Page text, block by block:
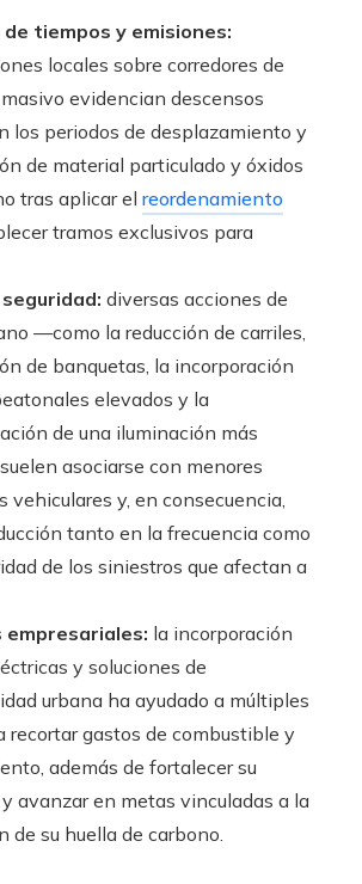
de tiempos y emisiones:
locales sobre corredores de
evidencian descensos
los periodos de desplazamiento y
de material particulado y óxidos
tras aplicar el reordenamiento
tramos exclusivos para
diversas acciones de
—como la reducción de carriles,
de banquetas, la incorporación
elevados y la
de una iluminación más
asociarse con menores
vehiculares y, en consecuencia,
tanto en la frecuencia como
de los siniestros que afectan a
empresariales: la incorporación
y soluciones de
urbana ha ayudado a múltiples
recortar gastos de combustible y
además de fortalecer su
avanzar en metas vinculadas a la
de su huella de carbono.